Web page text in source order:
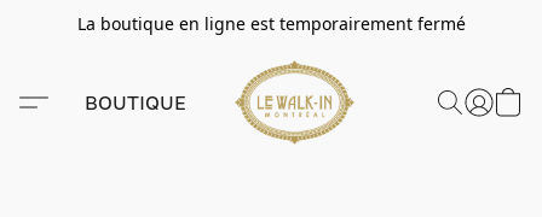
La boutique en ligne est temporairement fermé
BOUTIQUE